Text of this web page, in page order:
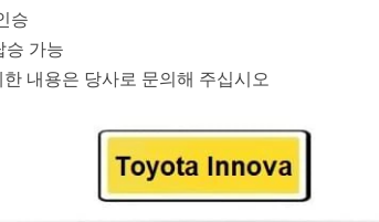
승
승 가능
내용은 당사로 문의해 주십시오